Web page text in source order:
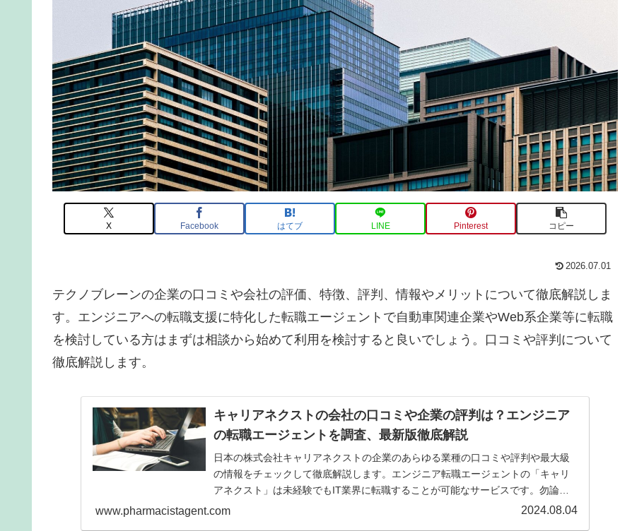
X Facebook はてブ LINE Pinterest コピー
2026.07.01
テクノブレーンの企業の口コミや会社の評価、特徴、評判、情報やメリットについて徹底解説しま
す。エンジニアへの転職支援に特化した転職エージェントで自動車関連企業やWeb系企業等に転職
を検討している方はまずは相談から始めて利用を検討すると良いでしょう。口コミや評判について
徹底解説します。
キャリアネクストの会社の口コミや企業の評判は？エンジニア
の転職エージェントを調査、最新版徹底解説
日本の株式会社キャリアネクストの企業のあらゆる業種の口コミや評判や最大級
の情報をチェックして徹底解説します。エンジニア転職エージェントの「キャリ
アネクスト」は未経験でもIT業界に転職することが可能なサービスです。勿論経
験者にもチャンスがあり、大きなキャリアアップを果たすことが可能になります
www.pharmacistagent.com 2024.08.04